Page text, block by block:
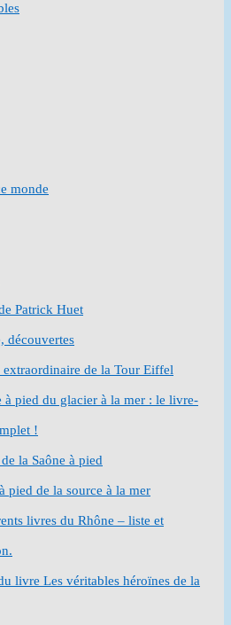
monde
Patrick Huet
découvertes
extraordinaire de la Tour Eiffel
à pied du glacier à la mer : le livre-
!
la Saône à pied
pied de la source à la mer
livres du Rhône – liste et
livre Les véritables héroïnes de la